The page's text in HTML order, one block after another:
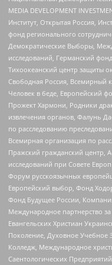
MEDIA DEVELOPMENT
Институт, Открытая Россия,
фонд регионального
Демократические Выборы,
исследований, Германский
Тихоокеанский центр защиты
Свободная Россия, Всемирный
Человек в беде, Европейский
Прожект Хармони, Родники
извлечения органов, Фалунь
по расследованию
Всемирная организация по
Пражский гражданский центр,
исследований при Совете
Форум русскоязычных
Европейский выбор, Фонд
Фонд Будущее России,
Международное партнерство
Евангельских Христиан
Поколение, Духовное Учебное
Колледж, Международное
Саентологических